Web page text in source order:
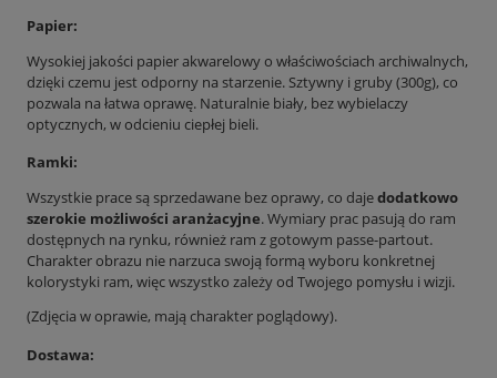
Papier:
Wysokiej jakości papier akwarelowy o właściwościach archiwalnych,
dzięki czemu jest odporny na starzenie. Sztywny i gruby (300g), co
pozwala na łatwa oprawę. Naturalnie biały, bez wybielaczy
optycznych, w odcieniu ciepłej bieli.
Ramki:
Wszystkie prace są sprzedawane bez oprawy, co dajedodatkowo
szerokie możliwości aranżacyjne. Wymiary prac pasują do ram
dostępnych na rynku, również ram z gotowym passe-partout.
Charakter obrazu nie narzuca swoją formą wyboru konkretnej
kolorystyki ram, więc wszystko zależy od Twojego pomysłu i wizji.
(Zdjęcia w oprawie, mają charakter poglądowy).
Dostawa: